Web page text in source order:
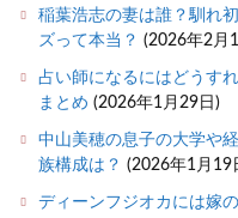
稲葉浩志の妻は誰？馴れ
ズって本当？ (2026年2月
占い師になるにはどうす
まとめ (2026年1月29日)
中山美穂の息子の大学や
族構成は？ (2026年1月19
ディーンフジオカには嫁